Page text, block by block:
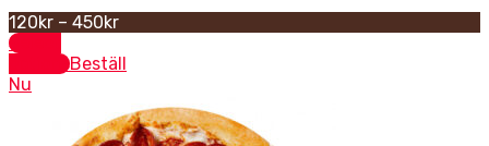
120kr – 450kr
Select
optionsBeställ
Nu